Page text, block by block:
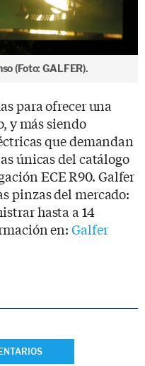
(Foto: GALFER).
para ofrecer una
y más siendo
que demandan
únicas del catálogo
ECE R90. Galfer
pinzas del mercado:
hasta a 14
en:Galfer